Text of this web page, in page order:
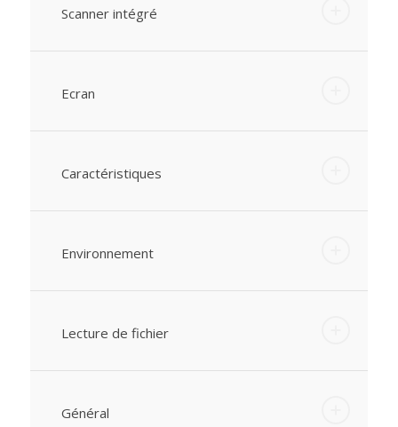
Scanner intégré
Ecran
Caractéristiques
Environnement
Lecture de fichier
Général